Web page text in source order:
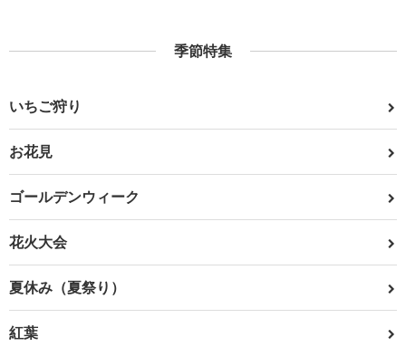
季節特集
いちご狩り
お花見
ゴールデンウィーク
花火大会
夏休み（夏祭り）
紅葉